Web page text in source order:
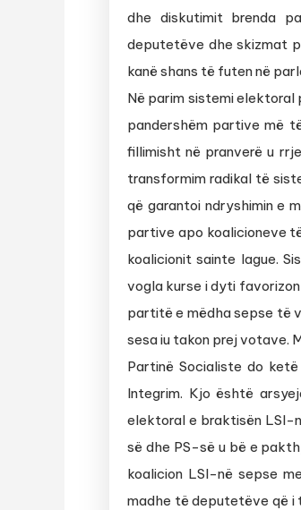
dhe diskutimit brenda
deputetëve dhe skizmat
kanë shans të futen në
Në parim sistemi
pandershëm partive më
fillimisht në pranverë u
transformim radikal të
që garantoi ndryshimin e
partive apo koalicioneve
koalicionit sainte lague.
vogla kurse i dyti
partitë e mëdha sepse të
sesa iu takon prej votave.
Partinë Socialiste do
Integrim. Kjo është
elektoral e braktisën LSI-
së dhe PS-së u bë e
koalicion LSI-në sepse
madhe të deputetëve që i